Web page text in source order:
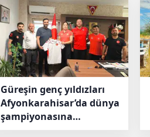
Güreşin genç yıldızları
Afyonkarahisar’da dünya
şampiyonasına
hazırlanıyor